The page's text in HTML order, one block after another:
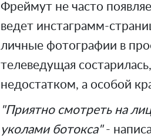
Фреймут не часто
ведет инстаграмм-
личные фотографии в
телеведущая
недостатком, а особой
"Приятно смотреть на
уколами ботокса"-